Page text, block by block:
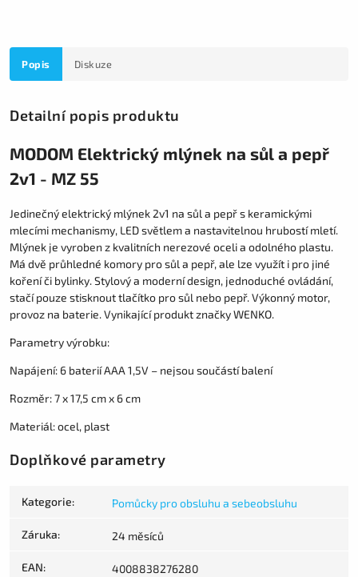
Popis Diskuze
Detailní popis produktu
MODOM Elektrický mlýnek na sůl a pepř
2v1 - MZ 55
Jedinečný elektrický mlýnek 2v1 na sůl a pepř s keramickými
mlecími mechanismy, LED světlem a nastavitelnou hrubostí mletí.
Mlýnek je vyroben z kvalitních nerezové oceli a odolného plastu.
Má dvě průhledné komory pro sůl a pepř, ale lze využít i pro jiné
koření či bylinky. Stylový a moderní design, jednoduché ovládání,
stačí pouze stisknout tlačítko pro sůl nebo pepř. Výkonný motor,
provoz na baterie. Vynikající produkt značky WENKO.
Parametry výrobku:
Napájení: 6 baterií AAA 1,5V – nejsou součástí balení
Rozměr: 7 x 17,5 cm x 6 cm
Materiál: ocel, plast
Doplňkové parametry
Kategorie: Pomůcky pro obsluhu a sebeobsluhu
Záruka: 24 měsíců
EAN: 4008838276280